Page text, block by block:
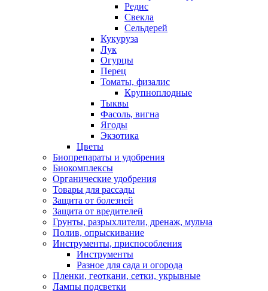
Редис
Свекла
Сельдерей
Кукуруза
Лук
Огурцы
Перец
Томаты, физалис
Крупноплодные
Тыквы
Фасоль, вигна
Ягоды
Экзотика
Цветы
Биопрепараты и удобрения
Биокомплексы
Органические удобрения
Товары для рассады
Защита от болезней
Защита от вредителей
Грунты, разрыхлители, дренаж, мульча
Полив, опрыскивание
Инструменты, приспособления
Инструменты
Разное для сада и огорода
Пленки, геоткани, сетки, укрывные
Лампы подсветки